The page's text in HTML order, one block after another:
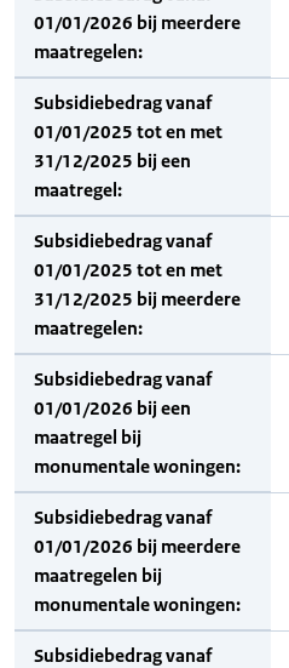
01/01/2026 bij meerdere
maatregelen:
Subsidiebedrag vanaf
01/01/2025 tot en met
31/12/2025 bij een
maatregel:
Subsidiebedrag vanaf
01/01/2025 tot en met
31/12/2025 bij meerdere
maatregelen:
Subsidiebedrag vanaf
01/01/2026 bij een
maatregel bij
monumentale woningen:
Subsidiebedrag vanaf
01/01/2026 bij meerdere
maatregelen bij
monumentale woningen:
Subsidiebedrag vanaf